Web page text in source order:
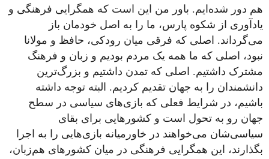
هم دور شده‌ایم. باور من این است که همگرایی فرهنگی و
یاد‌آوری از شکوه پارس، ما را به اصل خودمان باز
می‌گرداند. اصلی که فرقی میان رودکی، حافظ و مولانا
نبود، اصلی که ما همه یک مردم بودیم و زبان و فرهنگ
مشترک داشتیم. اصلی که تمدن داشتیم و بزرگ‌ترین
دانشمندان را به جهان تقدیم کردیم. البته توجه داشته
باشیم، در شرایط فعلی که بازی‌های سیاسی در سطح
جهان رو به تحول است و کشورهایی برای بقای
سیاسی‌شان می‌خواهند در خاورمیانه بازی‌هایی را به اجرا
بگذارند، این همگرایی فرهنگی در میان کشورهای هم‌زبان،